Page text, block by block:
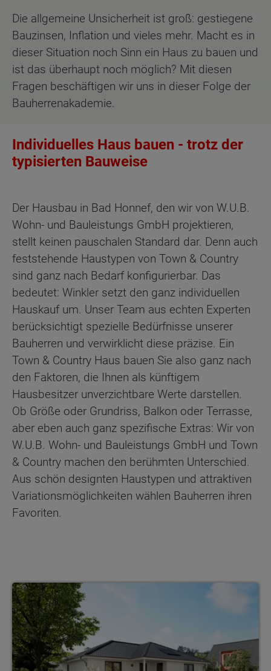
Die allgemeine Unsicherheit ist groß: gestiegene
Bauzinsen, Inflation und vieles mehr. Macht es in
dieser Situation noch Sinn ein Haus zu bauen und
ist das überhaupt noch möglich? Mit diesen
Fragen beschäftigen wir uns in dieser Folge der
Bauherrenakademie.
Individuelles Haus bauen - trotz der
typisierten Bauweise
Der Hausbau in Bad Honnef, den wir von W.U.B.
Wohn- und Bauleistungs GmbH projektieren,
stellt keinen pauschalen Standard dar. Denn auch
feststehende Haustypen von Town & Country
sind ganz nach Bedarf konfigurierbar. Das
bedeutet: Winkler setzt den ganz individuellen
Hauskauf um. Unser Team aus echten Experten
berücksichtigt spezielle Bedürfnisse unserer
Bauherren und verwirklicht diese präzise. Ein
Town & Country Haus bauen Sie also ganz nach
den Faktoren, die Ihnen als künftigem
Hausbesitzer unverzichtbare Werte darstellen.
Ob Größe oder Grundriss, Balkon oder Terrasse,
aber eben auch ganz spezifische Extras: Wir von
W.U.B. Wohn- und Bauleistungs GmbH und Town
& Country machen den berühmten Unterschied.
Aus schön designten Haustypen und attraktiven
Variationsmöglichkeiten wählen Bauherren ihren
Favoriten.
Bungalow